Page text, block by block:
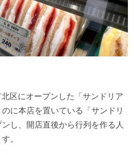
区にオープンした「サンドリア
に本店を置いている「サンドリ
し、開店直後から行列を作る人
。